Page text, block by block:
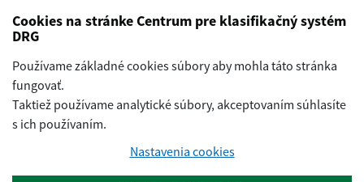
Preskočiť na hlavný obsah
Cookies na stránke Centrum pre klasifikačný systém
DRG
Používame základné cookies súbory aby mohla táto stránka
fungovať.
Taktiež používame analytické súbory, akceptovaním súhlasíte
s ich používaním.
Nastavenia cookies